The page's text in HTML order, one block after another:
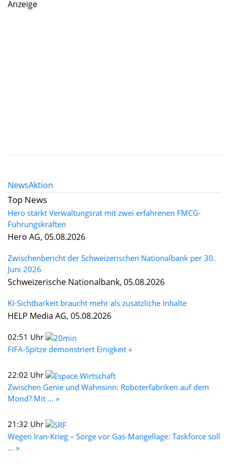
Anzeige
NewsAktion
Top News
Hero stärkt Verwaltungsrat mit zwei erfahrenen FMCG-
Führungskräften
Hero AG, 05.08.2026
Zwischenbericht der Schweizerischen Nationalbank per 30.
Juni 2026
Schweizerische Nationalbank, 05.08.2026
KI-Sichtbarkeit braucht mehr als zusätzliche Inhalte
HELP Media AG, 05.08.2026
02:51 Uhr
FIFA-Spitze demonstriert Einigkeit »
22:02 Uhr
Zwischen Genie und Wahnsinn: Roboterfabriken auf dem
Mond? Mit ... »
21:32 Uhr
Wegen Iran-Krieg – Sorge vor Gas-Mangellage: Taskforce soll
... »